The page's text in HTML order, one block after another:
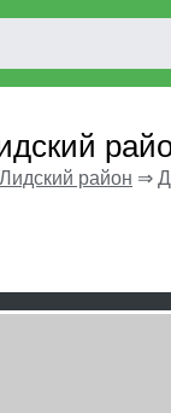
Лидский район ⇒